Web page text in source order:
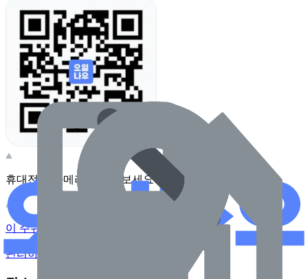
휴대전화 카메라로 찍어보세요
이 주유소의 사장님이신가요?
관리하기